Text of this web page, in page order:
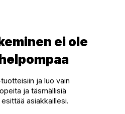
ei ole
ja luo vain
ja täsmällisiä
asiakkaillesi.